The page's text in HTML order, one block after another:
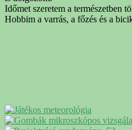
Időmet szeretem a természetben
Hobbim a varrás, a főzés és a